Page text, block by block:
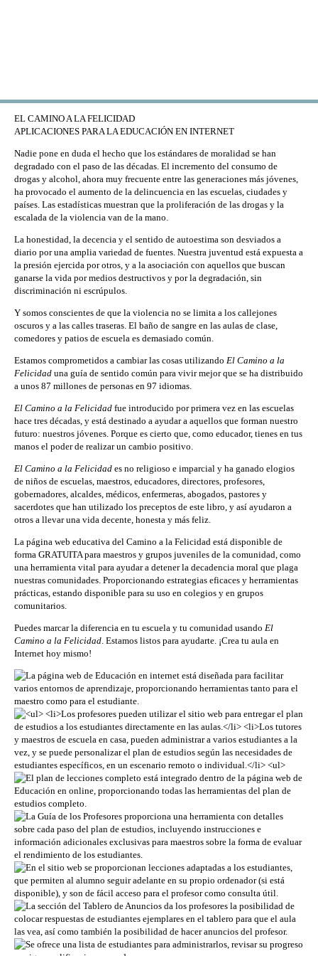
EL CAMINO A LA FELICIDAD
APLICACIONES PARA LA EDUCACIÓN EN INTERNET
Nadie pone en duda el hecho que los estándares de moralidad se han
degradado con el paso de las décadas. El incremento del consumo de
drogas y alcohol, ahora muy frecuente entre las generaciones más jóvenes,
ha provocado el aumento de la delincuencia en las escuelas, ciudades y
países. Las estadísticas muestran que la proliferación de las drogas y la
escalada de la violencia van de la mano.
La honestidad, la decencia y el sentido de autoestima son desviados a
diario por una amplia variedad de fuentes. Nuestra juventud está expuesta a
la presión ejercida por otros, y a la asociación con aquellos que buscan
ganarse la vida por medios destructivos y por la degradación, sin
discriminación ni escrúpulos.
Y somos conscientes de que la violencia no se limita a los callejones
oscuros y a las calles traseras. El baño de sangre en las aulas de clase,
comedores y patios de escuela es demasiado común.
Estamos comprometidos a cambiar las cosas utilizando El Camino a la
Felicidad una guía de sentido común para vivir mejor que se ha distribuido
a unos 87 millones de personas en 97 idiomas.
El Camino a la Felicidad fue introducido por primera vez en las escuelas
hace tres décadas, y está destinado a ayudar a aquellos que forman nuestro
futuro: nuestros jóvenes. Porque es cierto que, como educador, tienes en tus
manos el poder de realizar un cambio positivo.
El Camino a la Felicidad es no religioso e imparcial y ha ganado elogios
de niños de escuelas, maestros, educadores, directores, profesores,
gobernadores, alcaldes, médicos, enfermeras, abogados, pastores y
sacerdotes que han utilizado los preceptos de este libro, y así ayudaron a
otros a llevar una vida decente, honesta y más feliz.
La página web educativa del Camino a la Felicidad está disponible de
forma GRATUITA para maestros y grupos juveniles de la comunidad, como
una herramienta vital para ayudar a detener la decadencia moral que plaga
nuestras comunidades. Proporcionando estrategias eficaces y herramientas
prácticas, estando disponible para su uso en colegios y en grupos
comunitarios.
Puedes marcar la diferencia en tu escuela y tu comunidad usando El
Camino a la Felicidad. Estamos listos para ayudarte. ¡Crea tu aula en
Internet hoy mismo!